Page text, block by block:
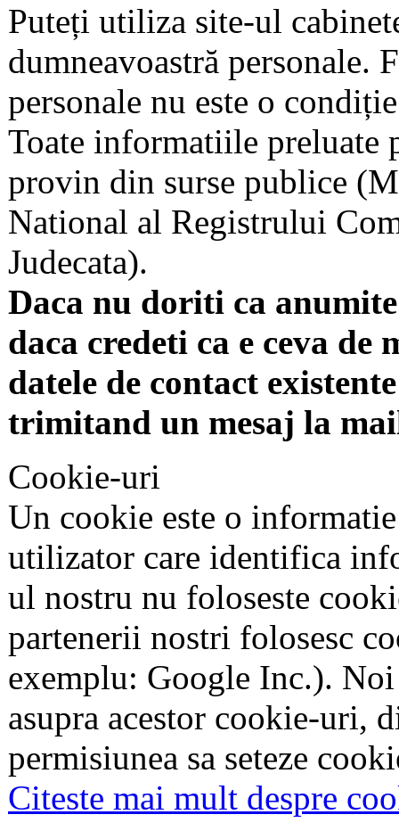
Puteți utiliza site-ul
dumneavoastră personale.
personale nu este o
Toate informatiile preluate
provin din surse publice
National al Registrului
Judecata).
Daca nu doriti ca
daca credeti ca e ceva
datele de contact
trimitand un mesaj la
Cookie-uri
Un cookie este o
utilizator care identifica
ul nostru nu foloseste
partenerii nostri folosesc
exemplu: Google Inc.).
asupra acestor cookie-uri,
permisiunea sa seteze
Citeste mai mult despre